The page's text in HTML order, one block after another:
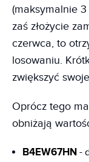
(maksymalnie
zaś złożycie
czerwca, to
losowaniu.
zwiększyć
Oprócz tego
obniżają
B4EW67HN -